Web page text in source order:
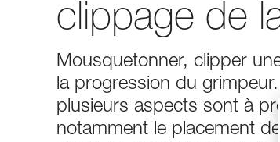
clippage de
Mousquetonner, clipper
la progression du
plusieurs aspects sont à
notamment le placement